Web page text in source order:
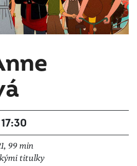
99 min
titulky